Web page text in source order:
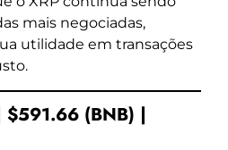
mais negociadas,
utilidade em transações
$591.66 (BNB) |